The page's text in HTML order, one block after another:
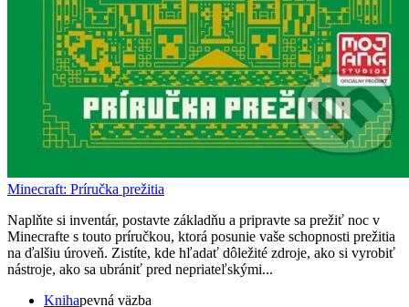
Minecraft: Príručka prežitia
Naplňte si inventár, postavte základňu a pripravte sa prežiť noc v
Minecrafte s touto príručkou, ktorá posunie vaše schopnosti prežitia
na ďalšiu úroveň. Zistíte, kde hľadať dôležité zdroje, ako si vyrobiť
nástroje, ako sa ubrániť pred nepriateľskými...
Knihapevná väzba